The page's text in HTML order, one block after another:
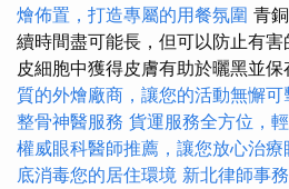
燴佈置，打造專屬的用餐氛圍 青
續時間盡可能長，但可以防止有
皮細胞中獲得皮膚有助於曬黑並保
質的外燴廠商，讓您的活動無懈可
整骨神醫服務 貨運服務全方位，
權威眼科醫師推薦，讓您放心治療
底消毒您的居住環境 新北律師事